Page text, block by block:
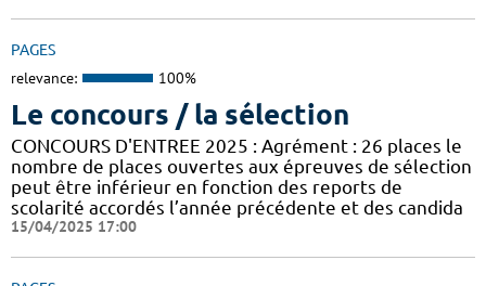
PAGES
relevance: 100%
Le concours / la sélection
CONCOURS D'ENTREE 2025 : Agrément : 26 places le
nombre de places ouvertes aux épreuves de sélection
peut être inférieur en fonction des reports de
scolarité accordés l’année précédente et des candida
15/04/2025 17:00